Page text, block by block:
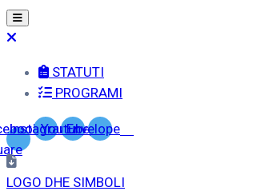
STATUTI
PROGRAMI
Instagram
YoutubeEnvelope
LOGO DHE SIMBOLI